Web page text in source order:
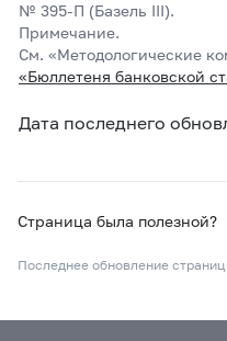
№ 395-П (Базель III).
Примечание.
См. «Методологические
«Бюллетеня банковской
Дата последнего
Страница была полезной?
Последнее обновление